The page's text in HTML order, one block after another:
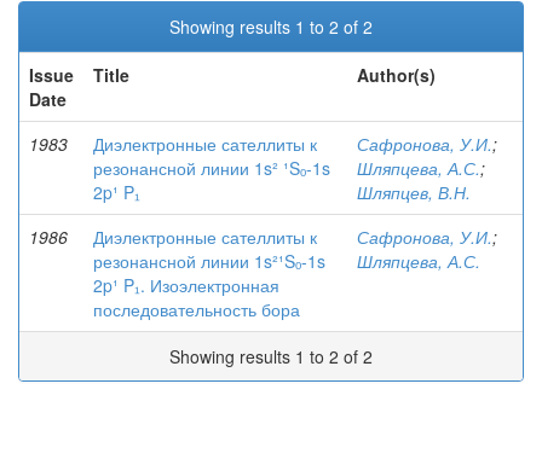
Showing results 1 to 2 of 2
Issue
Date
Title Author(s)
1983
Диэлектронные сателлиты к
резонансной линии 1s² ¹Sₒ-1s
2p¹ P₁
Сафронова, У.И.;
Шляпцева, А.С.;
Шляпцев, В.Н.
1986
Диэлектронные сателлиты к
резонансной линии 1s²¹Sₒ-1s
2p¹ P₁. Изоэлектронная
последовательность бора
Сафронова, У.И.;
Шляпцева, А.С.
Showing results 1 to 2 of 2